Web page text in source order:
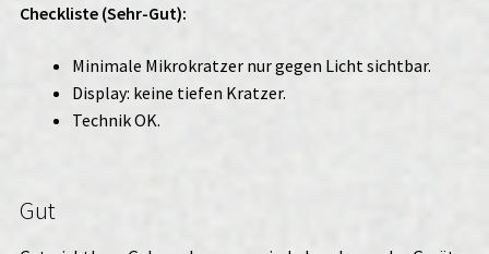
Checkliste (Sehr-Gut):
Minimale Mikrokratzer nur gegen Licht sichtbar.
Display: keine tiefen Kratzer.
Technik OK.
Gut